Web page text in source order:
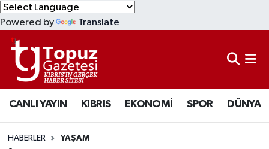
Powered by Translate
CANLI YAYIN KIBRIS EKONOMİ SPOR DÜNYA
HABERLER YAŞAM
KIBRIS
DÜNYA
EKONOMİ
MAGAZİN
Lefkoşa Nöbetçi Eczaneler
Lefkoşa Hava Durumu
Lefkoşa Trafik Yoğunluk Haritası
Süper Lig Puan Durumu ve Fikstür